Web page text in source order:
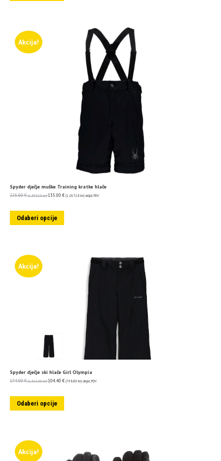
Akcija!
Spyder dječje muške Training kratke hlače
225.00€ (1,695.26 kn) 135.00 € (1,017.16 kn) uključ. PDV
Odaberi opcije
Akcija!
Spyder dječje ski hlače Girl Olympia
174.00€ (1,311.00 kn) 104.40 € (786.60 kn) uključ. PDV
Odaberi opcije
Akcija!